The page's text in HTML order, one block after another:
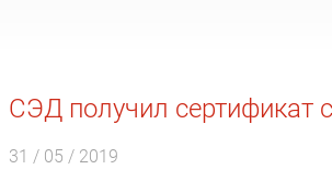
СЭД получил
31 / 05 / 2019